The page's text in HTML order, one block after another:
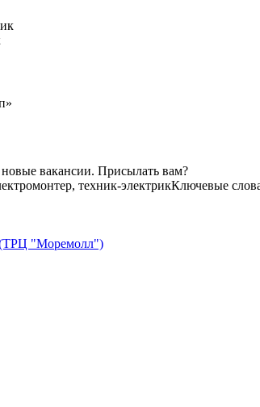
вакансии. Присылать вам?
техник-электрикКлючевые
(ТРЦ "Моремолл")